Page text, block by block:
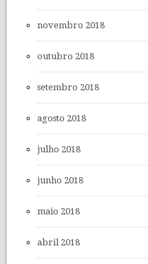
novembro 2018
outubro 2018
setembro 2018
agosto 2018
julho 2018
junho 2018
maio 2018
abril 2018